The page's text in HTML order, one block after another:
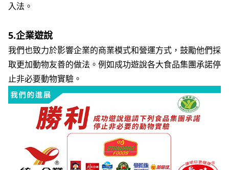
入法。
5.企業遊說
我們也致力於影響企業的商業模式和營運方式，鼓勵他們採
取更加動物友善的做法。例如成功遊說各大食品集團承諾停
止非必要動物實驗。